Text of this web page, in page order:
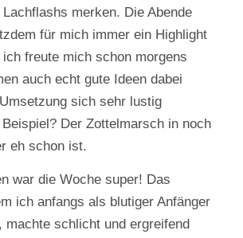
merken. Die Abende
für mich immer ein Highlight
ich freute mich schon morgens
auch echt gute Ideen dabei
sich sehr lustig
Der Zottelmarsch in noch
eh schon ist.
war die Woche super! Das
ich anfangs als blutiger Anfänger
machte schlicht und ergreifend